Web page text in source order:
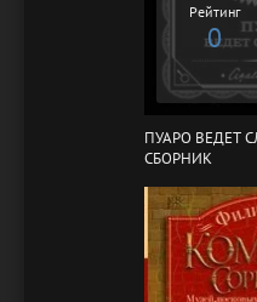
Рейтинг
0
ПУАРО ВЕДЕТ
СБОРНИК